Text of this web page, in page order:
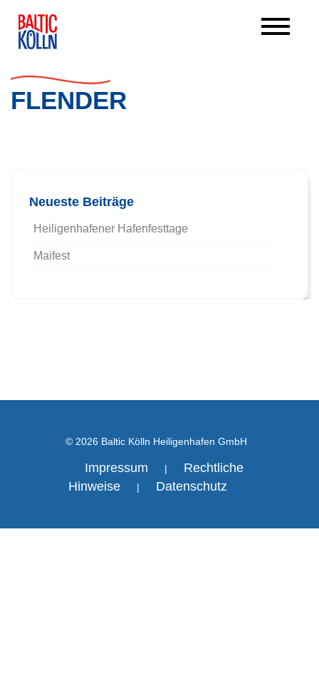
FLENDER
Neueste Beiträge
Heiligenhafener Hafenfesttage
Maifest
© 2026 Baltic Kölln Heiligenhafen GmbH
Impressum |
Rechtliche
Hinweise
| Datenschutz